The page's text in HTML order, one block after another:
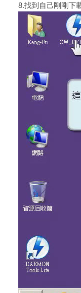
8.找到自己剛剛下